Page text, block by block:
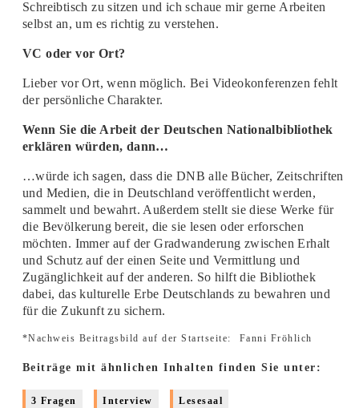
Schreibtisch zu sitzen und ich schaue mir gerne Arbeiten
selbst an, um es richtig zu verstehen.
VC oder vor Ort?
Lieber vor Ort, wenn möglich. Bei Videokonferenzen fehlt
der persönliche Charakter.
Wenn Sie die Arbeit der Deutschen Nationalbibliothek
erklären würden, dann…
…würde ich sagen, dass die DNB alle Bücher, Zeitschriften
und Medien, die in Deutschland veröffentlicht werden,
sammelt und bewahrt. Außerdem stellt sie diese Werke für
die Bevölkerung bereit, die sie lesen oder erforschen
möchten. Immer auf der Gradwanderung zwischen Erhalt
und Schutz auf der einen Seite und Vermittlung und
Zugänglichkeit auf der anderen. So hilft die Bibliothek
dabei, das kulturelle Erbe Deutschlands zu bewahren und
für die Zukunft zu sichern.
*Nachweis Beitragsbild auf der Startseite: Fanni Fröhlich
Beiträge mit ähnlichen Inhalten finden Sie unter:
3 Fragen Interview Lesesaal